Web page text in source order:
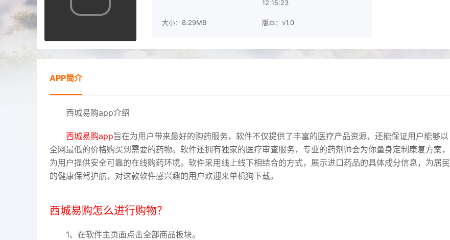
12:15:23
大小：8.29MB 版本：v1.0
APP简介
西城易购app介绍
西城易购app旨在为用户带来最好的购药服务，软件不仅提供了丰富的医疗产品资源，还能保证用户能够以
全网最低的价格购买到需要的药物。软件还拥有独家的医疗审查服务，专业的药剂师会为你量身定制康复方案，
为用户提供安全可靠的在线购药环境。软件采用线上线下相结合的方式，展示进口药品的具体成分信息，为居民
的健康保驾护航，对这款软件感兴趣的用户欢迎来单机狗下载。
西城易购怎么进行购物？
1、在软件主页面点击全部商品板块。